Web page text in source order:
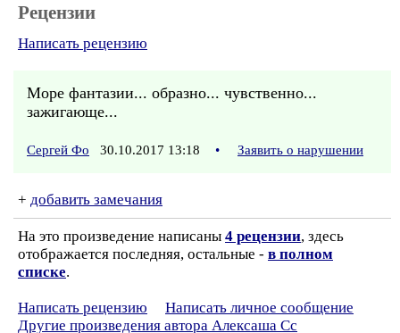
Рецензии
Написать рецензию
Море фантазии... образно... чувственно...
зажигающе...
Сергей Фо 30.10.2017 13:18 • Заявить о нарушении
+ добавить замечания
На это произведение написаны 4 рецензии, здесь
отображается последняя, остальные - в полном
списке.
Написать рецензию
Написать личное сообщение
Другие произведения автора Алексаша Сс